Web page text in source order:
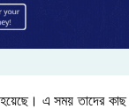
হয়েছে। এ সময় তাদের কাছ